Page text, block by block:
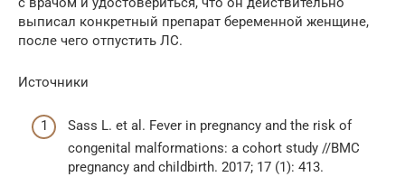
выписал конкретный препарат беременной женщине,
после чего отпустить ЛС.
Источники
Sass L. et al. Fever in pregnancy and the risk of
congenital malformations: a cohort study //BMC
pregnancy and childbirth. 2017; 17 (1): 413.